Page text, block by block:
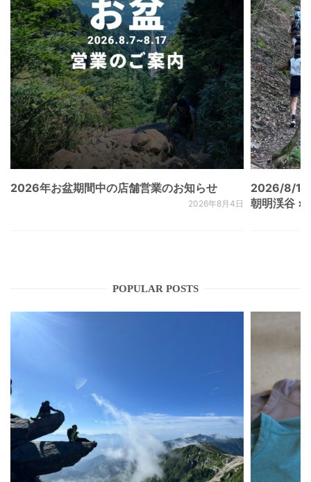
2026年お盆期間中の店舗営業のお知らせ
2026年8月4日
2026/8/
朝明渓谷 ×
POPULAR POSTS